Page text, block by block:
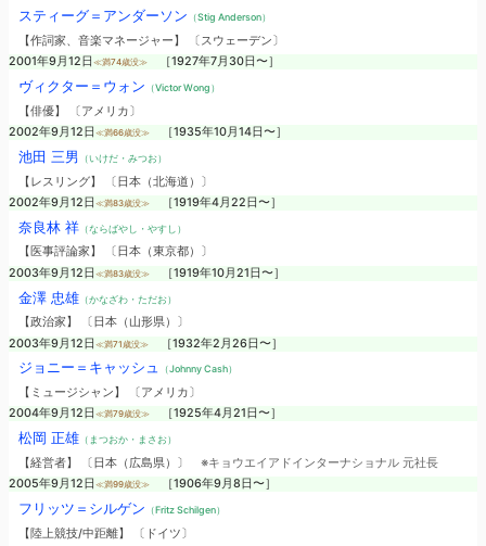
スティーグ＝アンダーソン （Stig Anderson）
【作詞家、音楽マネージャー】 〔スウェーデン〕
2001年9月12日 ≪満74歳没≫ ［1927年7月30日〜］
ヴィクター＝ウォン （Victor Wong）
【俳優】 〔アメリカ〕
2002年9月12日 ≪満66歳没≫ ［1935年10月14日〜］
池田 三男 （いけだ・みつお）
【レスリング】 〔日本（北海道）〕
2002年9月12日 ≪満83歳没≫ ［1919年4月22日〜］
奈良林 祥（ならばやし・やすし）
【医事評論家】 〔日本（東京都）〕
2003年9月12日 ≪満83歳没≫ ［1919年10月21日〜］
金澤 忠雄（かなざわ・ただお）
【政治家】 〔日本（山形県）〕
2003年9月12日 ≪満71歳没≫ ［1932年2月26日〜］
ジョニー＝キャッシュ （Johnny Cash）
【ミュージシャン】 〔アメリカ〕
2004年9月12日 ≪満79歳没≫ ［1925年4月21日〜］
松岡 正雄（まつおか・まさお）
【経営者】 〔日本（広島県）〕 ※キョウエイアドインターナショナル 元社長
2005年9月12日 ≪満99歳没≫ ［1906年9月8日〜］
フリッツ＝シルゲン （Fritz Schilgen）
【陸上競技/中距離】 〔ドイツ〕